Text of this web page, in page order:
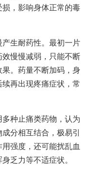
，影响身体正常的毒
生耐药性。最初一片
慢慢减弱，只能不断
。药量不断加码，身
再出现疼痛症状，常
种止痛类药物，认为
分相互结合，极易引
强度，还可能扰乱血
乏力等不适症状。